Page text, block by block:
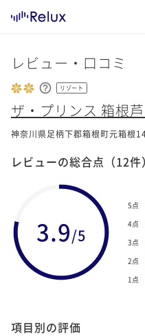
レビュー・口コミ
リゾート
ザ・プリンス 箱根
神奈川県足柄下郡箱根町元箱根
レビューの総合点 （12件）
3.9/5
5点
4点
3点
2点
1点
項目別の評価